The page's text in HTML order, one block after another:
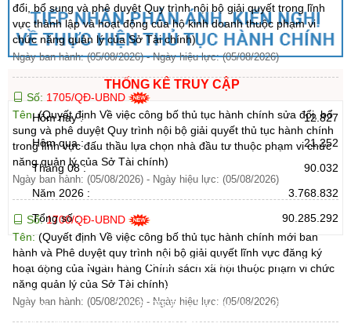
đổi, bổ sung và phê duyệt Quy trình nội bộ giải quyết trong lĩnh
vực thành lập và hoạt động của hộ kinh doanh thuộc phạm vi
chức năng quản lý của Sở Tài chính)
Ngày ban hành: (05/08/2026) -Ngày hiệu lực: (05/08/2026)
Số: 1705/QĐ-UBND
Tên:(Quyết định Về việc công bố thủ tục hành chính sửa đổi, bổ
sung và phê duyệt Quy trình nội bộ giải quyết thủ tục hành chính
trong lĩnh vực đấu thầu lựa chọn nhà đầu tư thuộc phạm vi chức
năng quản lý của Sở Tài chính)
Ngày ban hành: (05/08/2026) - Ngày hiệu lực: (05/08/2026)
Số:1700/QĐ-UBND
Tên: (Quyết định Về việc công bố thủ tục hành chính mới ban
hành và Phê duyệt quy trình nội bộ giải quyết lĩnh vực đăng ký
hoạt động của Ngân hàng Chính sách xã hội thuộc phạm vi chức
năng quản lý của Sở Tài chính)
Ngày ban hành: (05/08/2026) - Ngày hiệu lực: (05/08/2026)
THỐNG KÊ TRUY CẬP
Hôm nay :
12.827
Hôm qua :
21.252
Tháng 08 :
90.032
Năm 2026 :
3.768.832
Tổng số :
90.285.292
CỔNG THÔNG TIN ĐIỆN TỬ TỈNH LAI CHÂU
Cơ quan chủ
quản:
Giấy phép số:
Ủy ban nhân dân tỉnh Lai Châu
31/GP-TTĐT do Sở Văn hóa, Thể thao và
Du lịch cấp 17/4/2026